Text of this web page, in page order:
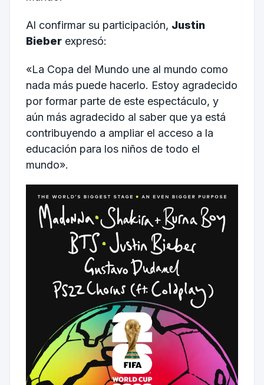
Al confirmar su participación, Justin
Bieberexpresó:
«La Copa del Mundo une al mundo como
nada más puede hacerlo. Estoy agradecido
por formar parte de este espectáculo, y
aún más agradecido al saber que ya está
contribuyendo a ampliar el acceso a la
educación para los niños de todo el
mundo».